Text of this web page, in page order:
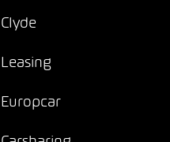
Clyde
Leasing
Europcar